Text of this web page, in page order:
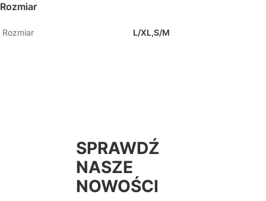
Rozmiar
Rozmiar L/XL,S/M
SPRAWDŹ
NASZE
NOWOŚCI